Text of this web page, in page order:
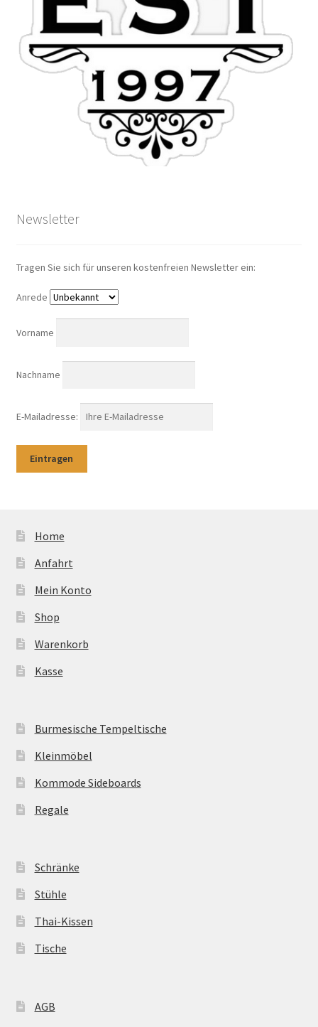
Newsletter
Tragen Sie sich für unseren kostenfreien Newsletter ein:
Anrede
Vorname
Nachname
E-Mailadresse:
Home
Anfahrt
Mein Konto
Shop
Warenkorb
Kasse
Burmesische Tempeltische
Kleinmöbel
Kommode Sideboards
Regale
Schränke
Stühle
Thai-Kissen
Tische
AGB